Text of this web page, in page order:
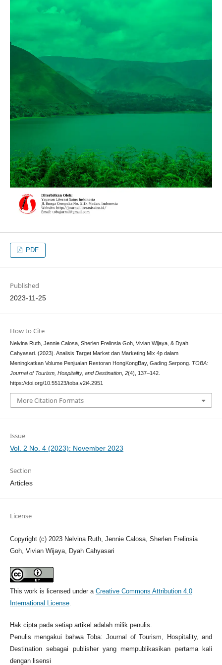
PDF
Published
2023-11-25
How to Cite
Nelvina Ruth, Jennie Calosa, Sherlen Frelinsia Goh, Vivian Wijaya, & Dyah
Cahyasari. (2023). Analisis Target Market dan Marketing Mix 4p dalam
Meningkatkan Volume Penjualan Restoran HongKongBay, Gading Serpong. TOBA:
Journal of Tourism, Hospitality, and Destination, 2(4), 137–142.
https://doi.org/10.55123/toba.v2i4.2951
More Citation Formats
Issue
Vol. 2 No. 4 (2023): November 2023
Section
Articles
License
Copyright (c) 2023 Nelvina Ruth, Jennie Calosa, Sherlen Frelinsia
Goh, Vivian Wijaya, Dyah Cahyasari
This work is licensed under a Creative Commons Attribution 4.0
International License.
Hak cipta pada setiap artikel adalah milik penulis.
Penulis mengakui bahwa Toba: Journal of Tourism, Hospitality, and
Destination sebagai publisher yang mempublikasikan pertama kali
dengan lisensi